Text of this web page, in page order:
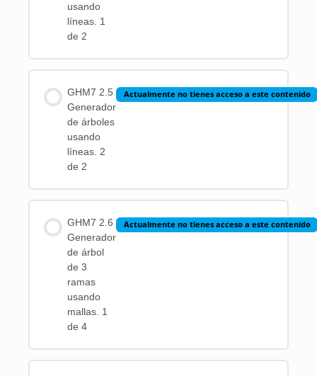
usando
líneas. 1
de 2
GHM7 2.5
Generador
de árboles
usando
líneas. 2
de 2
Actualmente no tienes acceso a este contenido
GHM7 2.6
Generador
de árbol
de 3
ramas
usando
mallas. 1
de 4
Actualmente no tienes acceso a este contenido